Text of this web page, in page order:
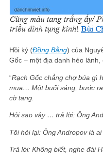
Hồi ký (Đồng Bằng) của
Gốc – một địa danh hẻo
“Rạch Gốc chẳng chợ búa gì
mua… Một buổi sáng, bước
cờ tang.
Hỏi sao vậy … trả lời: Ông
Tôi hỏi lại: Ông Andropov là
Trả lời: Không biết, nghe đài